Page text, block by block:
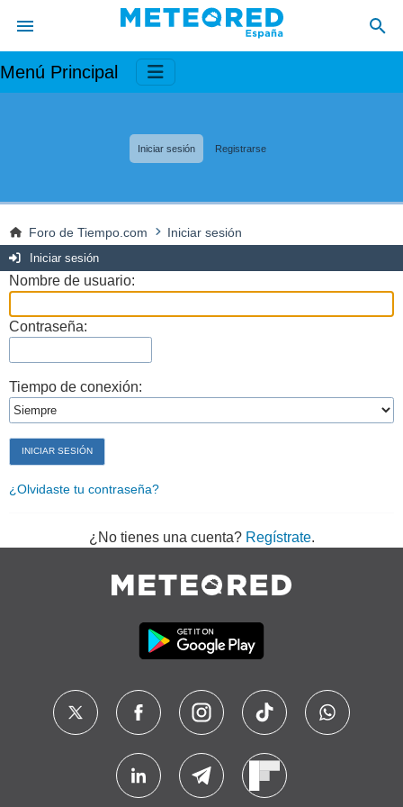
Menú Principal
Iniciar sesión Registrarse
Foro de Tiempo.com Iniciar sesión
Iniciar sesión
Nombre de usuario:
Contraseña:
Tiempo de conexión:
¿Olvidaste tu contraseña?
¿No tienes una cuenta? Regístrate.